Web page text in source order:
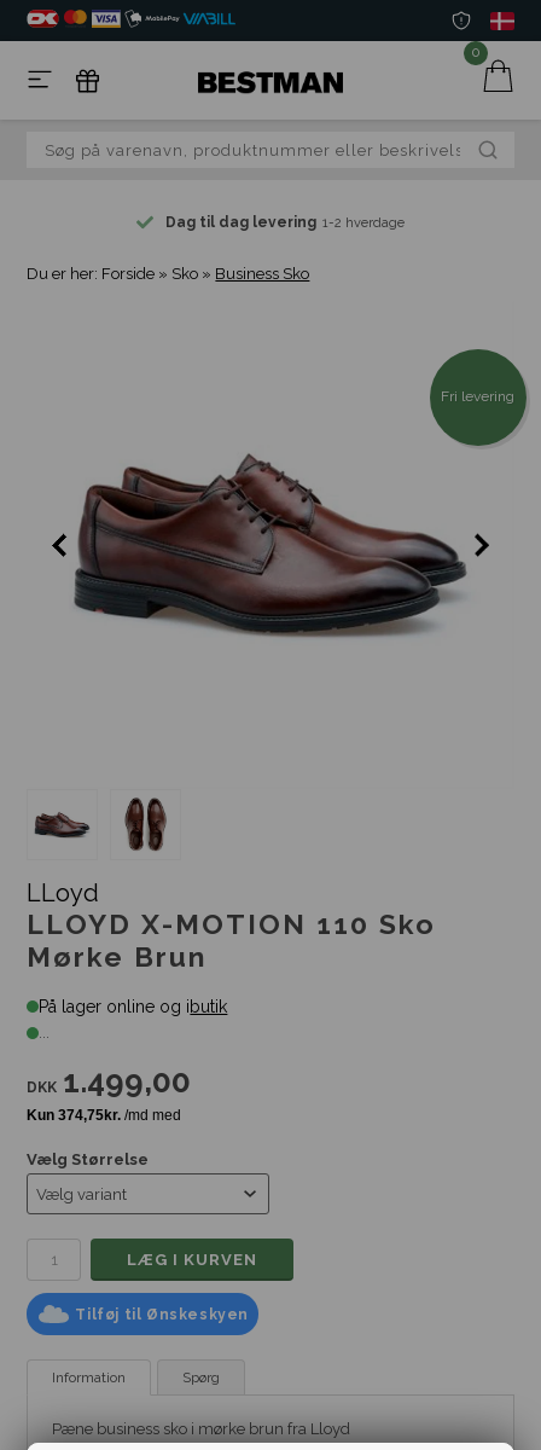
0
Dag til dag levering 1-2 hverdage
Du er her: Forside » Sko » Business Sko
Fri levering
LLoyd
LLOYD X-MOTION 110 Sko
Mørke Brun
På lager online og ibutik
...
DKK 1.499,00
Vælg Størrelse
Tilføj til Ønskeskyen
Information Spørg
Pæne business sko i mørke brun fra Lloyd